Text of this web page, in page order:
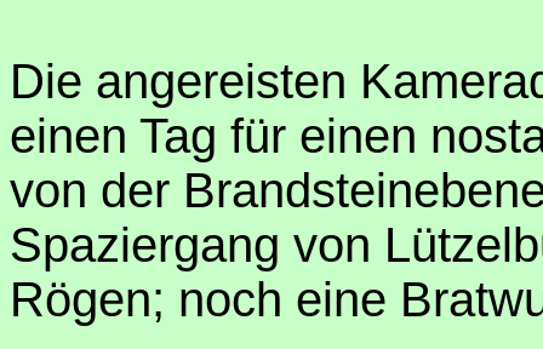
Die angereisten
einen Tag für einen
von der
Spaziergang von
Rögen; noch eine